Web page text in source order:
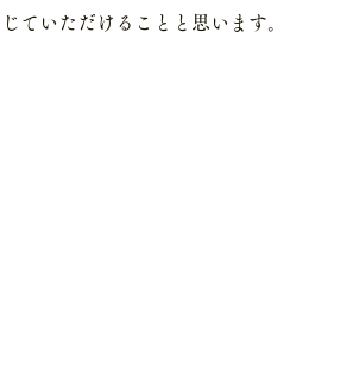
ていただけることと思います。